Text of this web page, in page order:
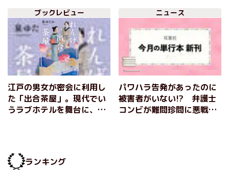
『れんげ出合茶屋』。泉ゆ
たかインタビュー
ブックレビュー
江戸の男女が密会に利用し
た「出合茶屋」。現代でい
うラブホテルを舞台に、訳
フル時代小説『れんげ出合
茶屋』泉ゆたか
ニュース
パワハラ告発があったのに
被害者がいない!? 弁護士
コンビが難問珍問に悪戦苦
ランキング